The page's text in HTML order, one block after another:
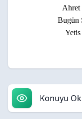
Ahret
Bugün
Konuyu